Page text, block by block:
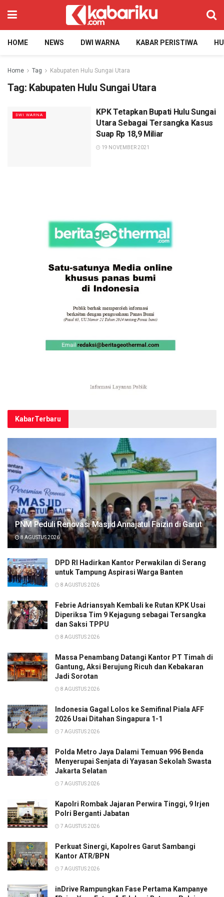
HOME NEWS DWI WARNA KABAR PERISTIWA
Home Tag Kabupaten Hulu Sungai Utara
Tag: Kabupaten Hulu Sungai Utara
DWI WARNA
KPK Tetapkan Bupati Hulu Sungai
Utara Sebagai Tersangka Kasus
Suap Rp 18,9 Miliar
19 NOVEMBER 2021
KabarTerbaru
PNM Peduli Renovasi Masjid Annajatul Faizin di Garut
8 AGUSTUS 2026
DPD RI Hadirkan Kantor Perwakilan di Serang
untuk Tampung Aspirasi Warga Banten
8 AGUSTUS 2026
Febrie Adriansyah Kembali ke Rutan KPK Usai
Diperiksa Tim 9 Kejagung sebagai Tersangka
dan Saksi TPPU
8 AGUSTUS 2026
Massa Penambang Datangi Kantor PT Timah di
Gantung, Aksi Berujung Ricuh dan Kebakaran
Jadi Sorotan
8 AGUSTUS 2026
Indonesia Gagal Lolos ke Semifinal Piala AFF
2026 Usai Ditahan Singapura 1-1
7 AGUSTUS 2026
Polda Metro Jaya Dalami Temuan 996 Benda
Menyerupai Senjata di Yayasan Sekolah Swasta
Jakarta Selatan
7 AGUSTUS 2026
Kapolri Rombak Jajaran Perwira Tinggi, 9 Irjen
Polri Berganti Jabatan
7 AGUSTUS 2026
Perkuat Sinergi, Kapolres Garut Sambangi
Kantor ATR/BPN
7 AGUSTUS 2026
inDrive Rampungkan Fase Pertama Kampanye